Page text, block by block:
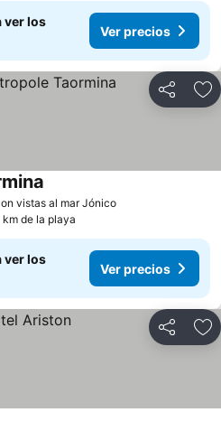
ver los
Ver precios
Compartir
vistas al mar Jónico
de la playa
ver los
Ver precios
Compartir